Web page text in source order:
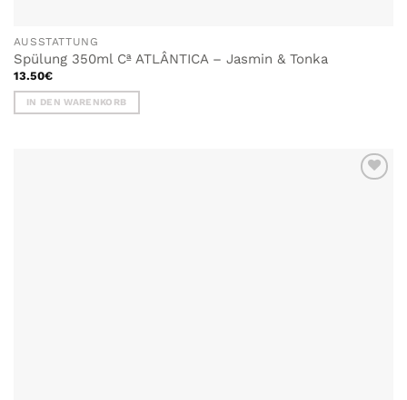
AUSSTATTUNG
Spülung 350ml Cª ATLÂNTICA – Jasmin & Tonka
13.50€
IN DEN WARENKORB